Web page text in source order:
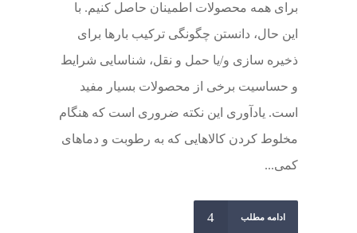
برای همه محصولات اطمینان حاصل کنیم. با
این حال، دانستن چگونگی ترکیب بارها برای
ذخیره سازی و/یا حمل و نقل، شناسایی شرایط
و حساسیت برخی از محصولات بسیار مفید
است. یادآوری این نکته ضروری است که هنگام
مخلوط کردن کالاهایی که به رطوبت و دماهای
کمی...
ادامه مطلب